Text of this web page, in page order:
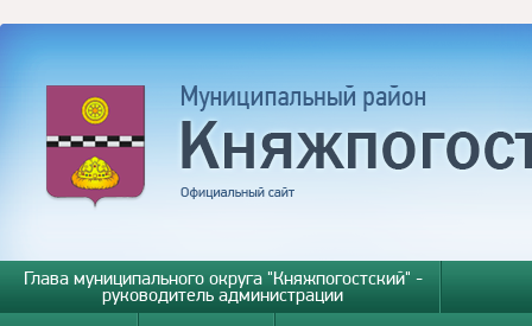
Глава муниципального округа "Княжпогостский" -
руководитель администрации